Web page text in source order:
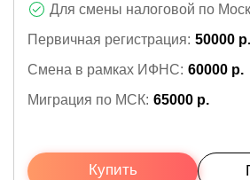
Для смены налоговой по
Первичная регистрация: 50000 р.
Смена в рамках ИФНС: 60000 р.
Миграция по МСК: 65000 р.
Купить